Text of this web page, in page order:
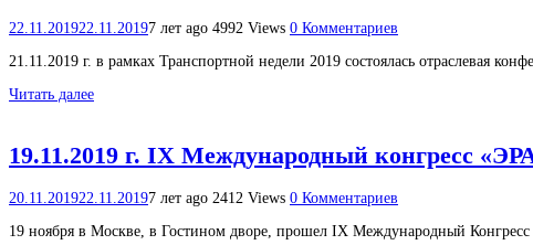
22.11.201922.11.20197 лет ago 4992 Views 0 Комментариев
21.11.2019 г. в рамках Транспортной недели 2019 состоялась отраслевая
Читать далее
19.11.2019 г. IX Международный конгресс
20.11.201922.11.20197 лет ago 2412 Views 0 Комментариев
19 ноября в Москве, в Гостином дворе, прошел IX Международный